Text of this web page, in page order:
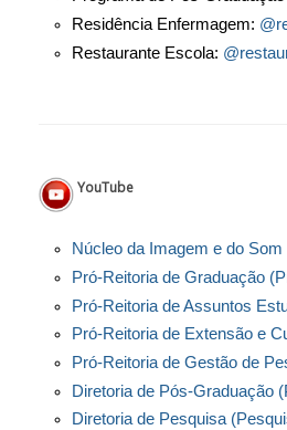
Residência Enfermagem:
Restaurante Escola:
YouTube
Núcleo da Imagem e do
Pró-Reitoria de Graduação
Pró-Reitoria de Assuntos
Pró-Reitoria de Extensão e
Pró-Reitoria de Gestão de
Diretoria de Pós-Graduação
Diretoria de Pesquisa